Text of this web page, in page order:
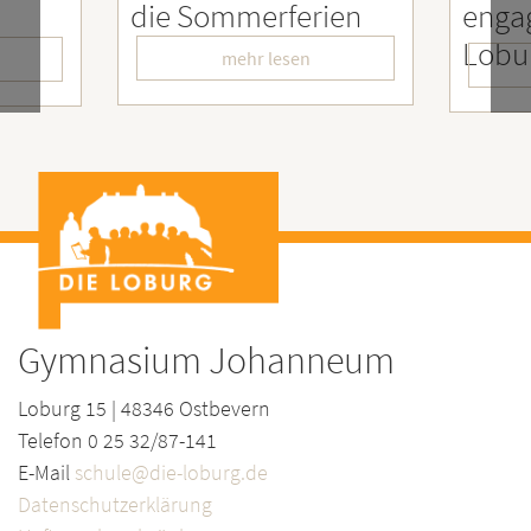
engagierter
LoburgerInnen
mehr lesen
Gymnasium Johanneum
Loburg 15 | 48346 Ostbevern
Telefon 0 25 32/87-141
E-Mail schule@die-loburg.de
Datenschutzerklärung